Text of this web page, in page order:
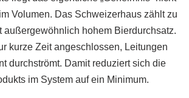
Volumen. Das Schweizerhaus zählt zu
außergewöhnlich hohem Bierdurchsatz.
kurze Zeit angeschlossen, Leitungen
durchströmt. Damit reduziert sich die
im System auf ein Minimum.